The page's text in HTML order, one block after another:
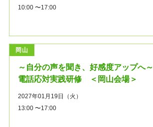
10:00 〜17:00
岡山
～自分の声を聞き、好感度アップへ～
電話応対実践研修 ＜岡山会場＞
2027年01月19日（火）
13:00 〜17:00